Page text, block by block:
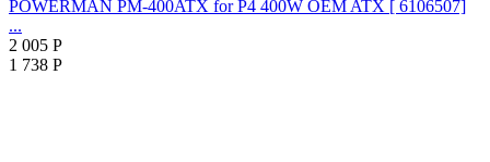
POWERMAN PM-400ATX for P4 400W OEM ATX [ 6106507]
...
2 005 Р
1 738 Р